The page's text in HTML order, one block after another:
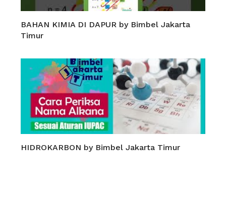
BAHAN KIMIA DI DAPUR by Bimbel Jakarta
Timur
HIDROKARBON by Bimbel Jakarta Timur